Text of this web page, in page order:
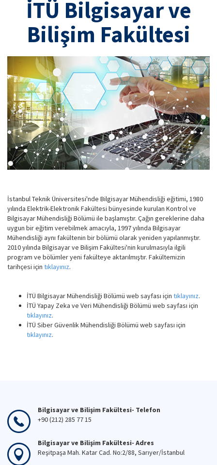
İTÜ Bilgisayar ve
Bilişim Fakültesi
İstanbul Teknik Üniversitesi'nde Bilgisayar Mühendisliği eğitimi, 1980
yılında Elektrik-Elektronik Fakültesi bünyesinde kurulan Kontrol ve
Bilgisayar Mühendisliği Bölümü ile başlamıştır. Çağın gereklerine daha
uygun bir eğitim verebilmek amacıyla, 1997 yılında Bilgisayar
Mühendisliği aynı fakültenin bir bölümü olarak yeniden yapılanmıştır.
2010 yılında Bilgisayar ve Bilişim Fakültesi'nin kurulmasıyla ilgili
program ve bölümler yeni fakülteye aktarılmıştır. Fakültemizin
tarihçesi için tıklayınız.
İTÜ Bilgisayar Mühendisliği Bölümü web sayfası için tıklayınız.
İTÜ Yapay Zeka ve Veri Mühendisliği Bölümü web sayfası için
tıklayınız.
İTÜ Siber Güvenlik Mühendisliği Bölümü web sayfası için
tıklayınız.
Bilgisayar ve Bilişim Fakültesi- Telefon
+90 (212) 285 77 15
Bilgisayar ve Bilişim Fakültesi- Adres
Reşitpaşa Mah. Katar Cad. No:2/88, Sarıyer/İstanbul